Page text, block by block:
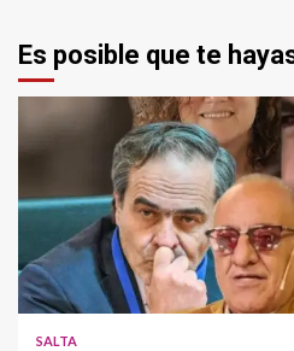
Es posible que te
SALTA